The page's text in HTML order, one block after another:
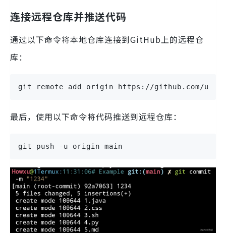
连接远程仓库并推送代码
通过以下命令将本地仓库连接到GitHub上的远程仓
库：
git remote add origin https://github.com/
最后，使用以下命令将代码推送到远程仓库：
git push -u origin main